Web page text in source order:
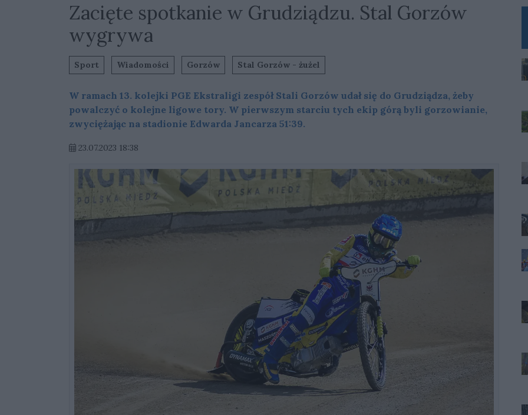
Zacięte spotkanie w Grudziądzu. Stal Gorzów
wygrywa
Sport Wiadomości Gorzów Stal Gorzów - żużel
W ramach 13. kolejki PGE Ekstraligi zespół Stali Gorzów udał się do Grudziądza, żeby
powalczyć o kolejne ligowe tory. W pierwszym starciu tych ekip górą byli gorzowianie,
zwyciężając na stadionie Edwarda Jancarza 51:39.
23.07.2023 18:38